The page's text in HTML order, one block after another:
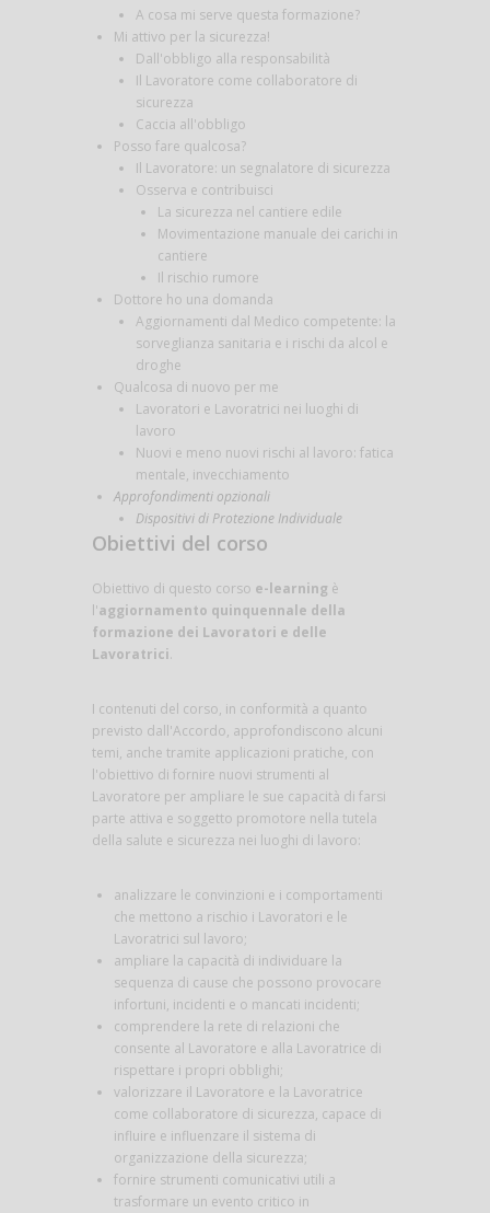
A cosa mi serve questa formazione?
Mi attivo per la sicurezza!
Dall'obbligo alla responsabilità
Il Lavoratore come collaboratore di
sicurezza
Caccia all'obbligo
Posso fare qualcosa?
Il Lavoratore: un segnalatore di sicurezza
Osserva e contribuisci
La sicurezza nel cantiere edile
Movimentazione manuale dei carichi in
cantiere
Il rischio rumore
Dottore ho una domanda
Aggiornamenti dal Medico competente: la
sorveglianza sanitaria e i rischi da alcol e
droghe
Qualcosa di nuovo per me
Lavoratori e Lavoratrici nei luoghi di
lavoro
Nuovi e meno nuovi rischi al lavoro: fatica
mentale, invecchiamento
Approfondimenti opzionali
Dispositivi di Protezione Individuale
Obiettivi del corso
Obiettivo di questo corso e-learning è
l'aggiornamento quinquennale della
formazione dei Lavoratori e delle
Lavoratrici.
I contenuti del corso, in conformità a quanto
previsto dall'Accordo, approfondiscono alcuni
temi, anche tramite applicazioni pratiche, con
l'obiettivo di fornire nuovi strumenti al
Lavoratore per ampliare le sue capacità di farsi
parte attiva e soggetto promotore nella tutela
della salute e sicurezza nei luoghi di lavoro:
analizzare le convinzioni e i comportamenti
che mettono a rischio i Lavoratori e le
Lavoratrici sul lavoro;
ampliare la capacità di individuare la
sequenza di cause che possono provocare
infortuni, incidenti e o mancati incidenti;
comprendere la rete di relazioni che
consente al Lavoratore e alla Lavoratrice di
rispettare i propri obblighi;
valorizzare il Lavoratore e la Lavoratrice
come collaboratore di sicurezza, capace di
influire e influenzare il sistema di
organizzazione della sicurezza;
fornire strumenti comunicativi utili a
trasformare un evento critico in